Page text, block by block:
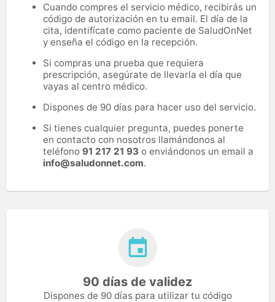
Cuando compres el servicio médico, recibirás un
código de autorización en tu email. El día de la
cita, identifícate como paciente de SaludOnNet
y enseña el código en la recepción.
Si compras una prueba que requiera
prescripción, asegúrate de llevarla el día que
vayas al centro médico.
Dispones de 90 días para hacer uso del servicio.
Si tienes cualquier pregunta, puedes ponerte
en contacto con nosotros llamándonos al
teléfono 91 217 21 93 o enviándonos un email a
info@saludonnet.com.
90 días de validez
Dispones de 90 días para utilizar tu código